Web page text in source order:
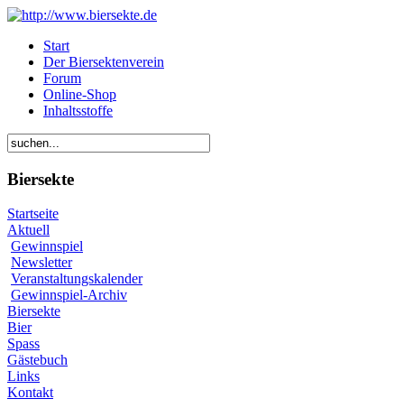
Start
Der Biersektenverein
Forum
Online-Shop
Inhaltsstoffe
Biersekte
Startseite
Aktuell
Gewinnspiel
Newsletter
Veranstaltungskalender
Gewinnspiel-Archiv
Biersekte
Bier
Spass
Gästebuch
Links
Kontakt